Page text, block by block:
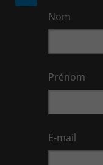
Nom
Prénom
E-mail